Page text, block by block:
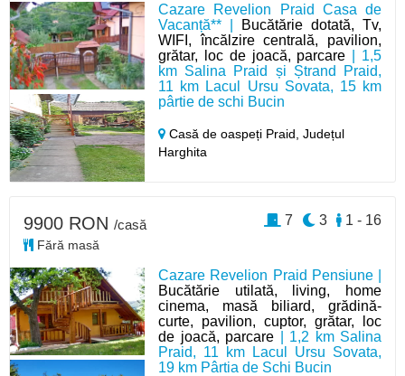
Cazare Revelion Praid Casa de
Vacanță** |
Bucătărie dotată, Tv,
WIFI, încălzire centrală, pavilion,
grătar, loc de joacă, parcare | 1,5
km Salina Praid și Ștrand Praid,
11 km Lacul Ursu Sovata, 15 km
pârtie de schi Bucin
Casă de oaspeți Praid,Județul
Harghita
Cazare Revelion Praid Pensiune |
Bucătărie utilată, living, home
cinema, masă biliard, grădină-
curte, pavilion, cuptor, grătar, loc
de joacă, parcare | 1,2 km Salina
Praid, 11 km Lacul Ursu Sovata,
19 km Pârtia de Schi Bucin
9900 RON /casă
Fără masă
1 - 16
3
7